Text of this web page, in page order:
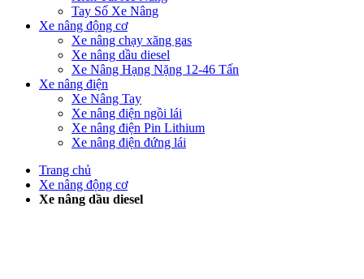
Tay Số Xe Nâng
Xe nâng động cơ
Xe nâng chạy xăng gas
Xe nâng dầu diesel
Xe Nâng Hạng Nặng 12-46 Tấn
Xe nâng điện
Xe Nâng Tay
Xe nâng điện ngồi lái
Xe nâng điện Pin Lithium
Xe nâng điện đứng lái
Trang chủ
Xe nâng động cơ
Xe nâng dầu diesel